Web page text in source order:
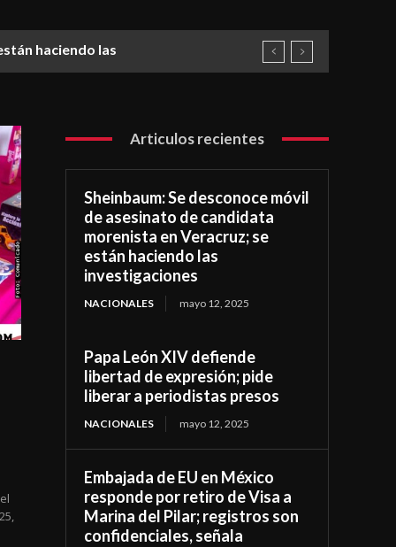
haciendo las
Articulos recientes
Sheinbaum: Se desconoce móvil
de asesinato de candidata
morenista en Veracruz; se
están haciendo las
investigaciones
NACIONALES mayo 12, 2025
Papa León XIV defiende
libertad de expresión; pide
liberar a periodistas presos
NACIONALES mayo 12, 2025
Embajada de EU en México
responde por retiro de Visa a
Marina del Pilar; registros son
confidenciales, señala